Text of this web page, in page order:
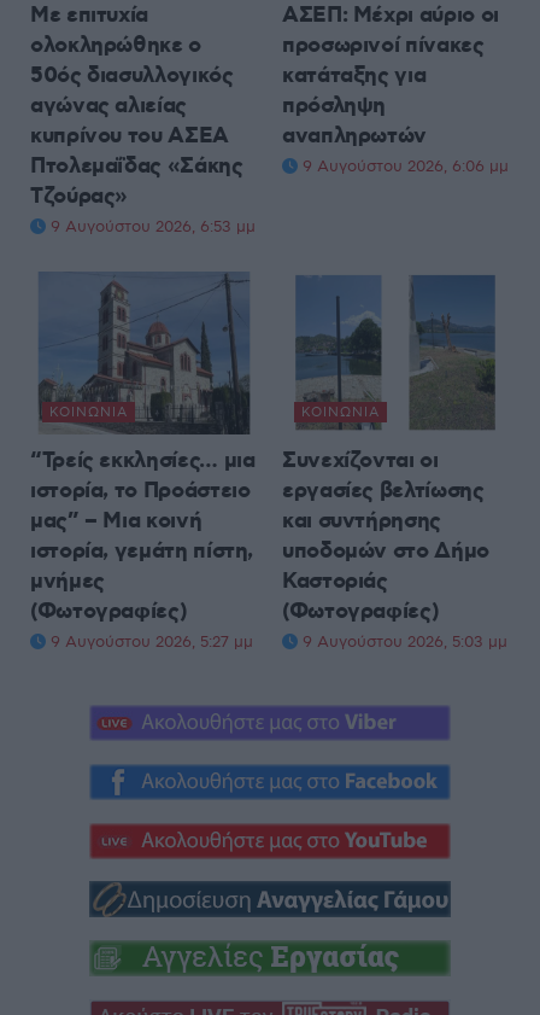
Με επιτυχία
ολοκληρώθηκε ο
50ός διασυλλογικός
αγώνας αλιείας
κυπρίνου του ΑΣΕΑ
Πτολεμαΐδας «Σάκης
Τζούρας»
9 Αυγούστου 2026, 6:53 μμ
ΑΣΕΠ: Μέχρι αύριο οι
προσωρινοί πίνακες
κατάταξης για
πρόσληψη
αναπληρωτών
9 Αυγούστου 2026, 6:06 μμ
ΚΟΙΝΩΝΊΑ
“Τρείς εκκλησίες… μια
ιστορία, το Προάστειο
μας” – Μια κοινή
ιστορία, γεμάτη πίστη,
μνήμες
(Φωτογραφίες)
9 Αυγούστου 2026, 5:27 μμ
ΚΟΙΝΩΝΊΑ
Συνεχίζονται οι
εργασίες βελτίωσης
και συντήρησης
υποδομών στο Δήμο
Καστοριάς
(Φωτογραφίες)
9 Αυγούστου 2026, 5:03 μμ